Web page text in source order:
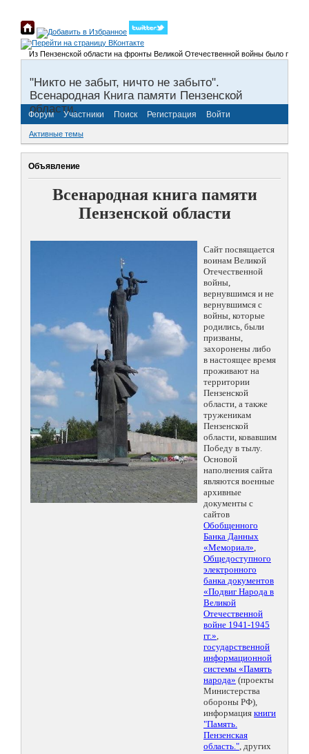
Из Пензенской области на фронты Великой Отечественной войны было
"Никто не забыт, ничто не забыто".
Всенародная Книга памяти Пензенской
области.
Форум Участники Поиск Регистрация Войти
Активные темы
Объявление
Всенародная книга памяти
Пензенской области
Сайт посвящается
воинам Великой
Отечественной
войны,
вернувшимся и не
вернувшимся с
войны, которые
родились, были
призваны,
захоронены либо
в настоящее время
проживают на
территории
Пензенской
области, а также
труженикам
Пензенской
области, ковавшим
Победу в тылу.
Основой
наполнения сайта
являются военные
архивные
документы с
сайтов
Обобщенного
Банка Данных
«Мемориал»,
Общедоступного
электронного
банка документов
«Подвиг Народа в
Великой
Отечественной
войне 1941-1945
гг.»,
государственной
информационной
системы «Память
народа» (проекты
Министерства
обороны РФ),
информация книги
"Память.
Пензенская
область.", других